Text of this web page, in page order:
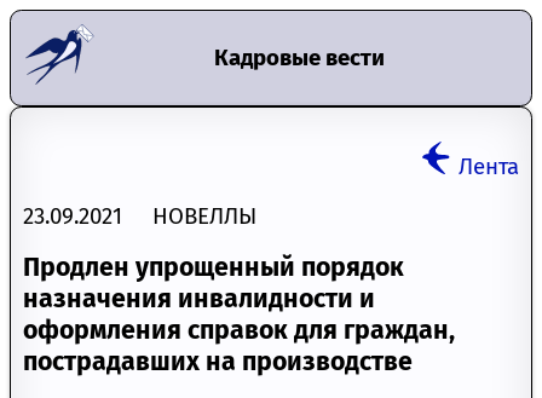
Кадровые вести
Лента
23.09.2021 НОВЕЛЛЫ
Продлен упрощенный порядок
назначения инвалидности и
оформления справок для граждан,
пострадавших на производстве